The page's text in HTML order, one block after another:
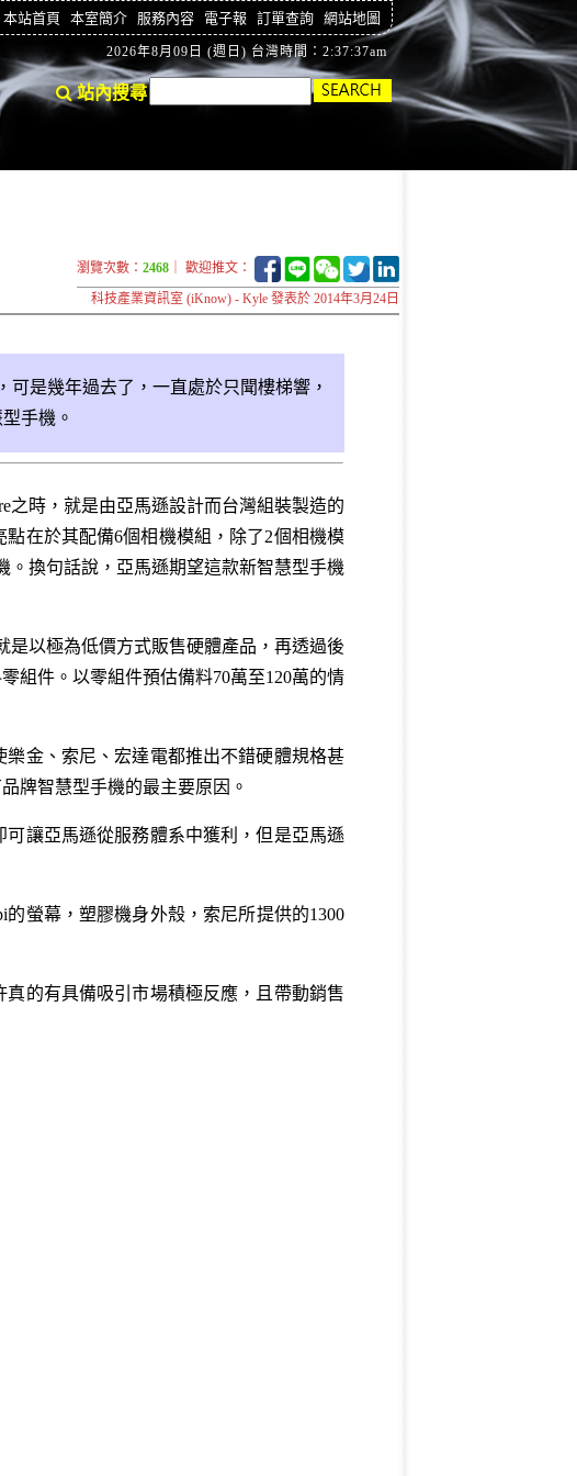
本站首頁 本室簡介 服務內容 電子報 訂單查詢 網站地圖
2026年8月09日 (週日) 台灣時間：2:37:37am
站內搜尋
瀏覽次數： 2468 ｜ 歡迎推文：
科技產業資訊室 (iKnow) - Kyle 發表於 2014年3月24日
是幾年過去了，一直處於只聞樓梯響，
手機。
之時，就是由亞馬遜設計而台灣組裝製造的
在於其配備6個相機模組，除了2個相機模
換句話說，亞馬遜期望這款新智慧型手機
是以極為低價方式販售硬體產品，再透過後
組件。以零組件預估備料70萬至120萬的情
金、索尼、宏達電都推出不錯硬體規格甚
牌智慧型手機的最主要原因。
讓亞馬遜從服務體系中獲利，但是亞馬遜
螢幕，塑膠機身外殼，索尼所提供的1300
的有具備吸引市場積極反應，且帶動銷售